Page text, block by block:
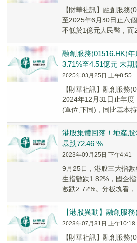
【財華社訊】融創服務
至2025年6月30日止六
不低於1億元人民幣，而
融創服務(01516.HK)
3.71%至4.51億元 末期
2025年03月25日 上午8:55
【財華社訊】融創服務
2024年12月31日止年度
(單位,下同)，同比基本
港股集體回落！地產
暴跌72.46 %
2023年09月25日 下午4:41
9月25日，港股三大指
生指數跌1.82%，國企
數跌2.72%。分板塊看，
【港股異動】融創服
2023年07月31日 上午10:18
【財華社訊】融創服務